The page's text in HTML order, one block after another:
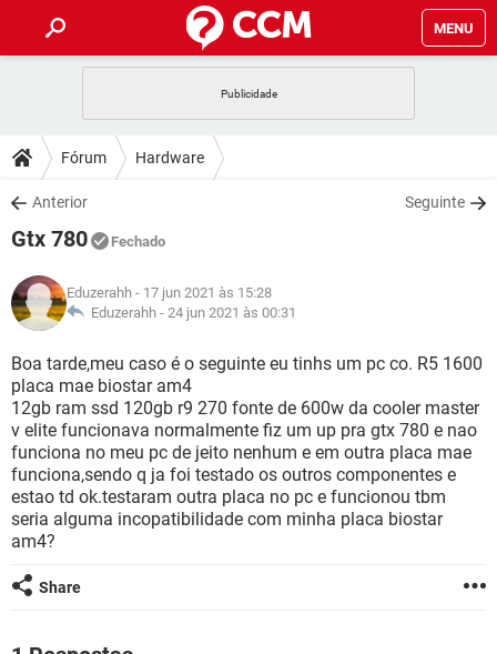
MENU
CELULAR
OUTLOOK
INSTAGRAM
GUIA DE COMPRAS
DICAS
JOGOS
INSTAGRAM GMAIL
GUIA DE COMPRAS
DOWNLOADS
JOGOS
CELULAR
OUTLOOK EXCEL
INSTAGRAM GMAIL
GUIA DE COMPRAS
JOGOS WHATSAPP
CELULAR
OUTLOOK EXCEL
INSTAGRAM GMAIL
GUIA DE COMPRAS
GLOSSÁRIO
WHATSAPP
CELULAR
OUTLOOK EXCEL
INSTAGRAM GMAIL
GUIA DE COMPRAS
Fórum Hardware
Anterior Seguinte
Gtx 780 Fechado
Eduzerahh - 17 jun 2021 às 15:28
Eduzerahh - 24 jun 2021 às 00:31
Boa tarde,meu caso é o seguinte eu tinhs um pc co. R5 1600
placa mae biostar am4
12gb ram ssd 120gb r9 270 fonte de 600w da cooler master
v elite funcionava normalmente fiz um up pra gtx 780 e nao
funciona no meu pc de jeito nenhum e em outra placa mae
funciona,sendo q ja foi testado os outros componentes e
estao td ok.testaram outra placa no pc e funcionou tbm
seria alguma incopatibilidade com minha placa biostar
am4?
Share